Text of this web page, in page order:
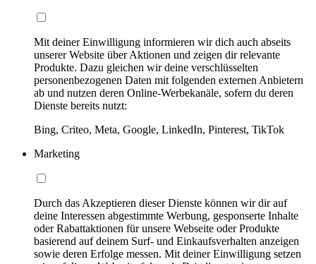
Mit deiner Einwilligung informieren wir dich auch abseits
unserer Website über Aktionen und zeigen dir relevante
Produkte. Dazu gleichen wir deine verschlüsselten
personenbezogenen Daten mit folgenden externen Anbietern
ab und nutzen deren Online-Werbekanäle, sofern du deren
Dienste bereits nutzt:
Bing, Criteo, Meta, Google, LinkedIn, Pinterest, TikTok
Marketing
Durch das Akzeptieren dieser Dienste können wir dir auf
deine Interessen abgestimmte Werbung, gesponserte Inhalte
oder Rabattaktionen für unsere Webseite oder Produkte
basierend auf deinem Surf- und Einkaufsverhalten anzeigen
sowie deren Erfolge messen. Mit deiner Einwilligung setzen